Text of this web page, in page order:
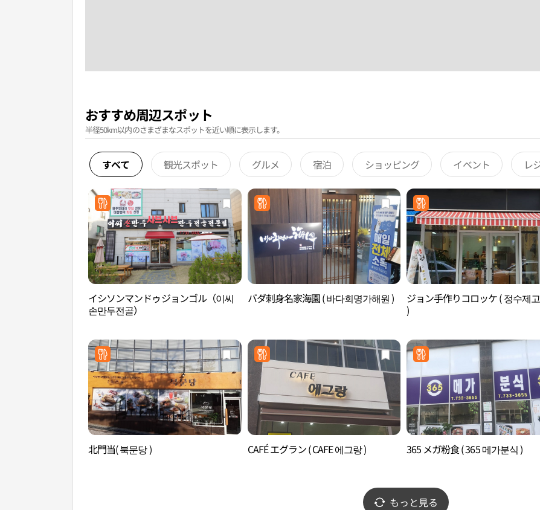
おすすめ周辺スポット
半径50km以内のさまざまなスポットを近い順に表示します。
すべて 観光スポット グルメ 宿泊 ショッピング イベント レ
イシソンマンドゥジョンゴル（이씨
손만두전골）
バダ刺身名家海園 ( 바다회명가해원 )
ジョン手作りコロッケ ( 정수제
)
北門当( 북문당 ) CAFÉ エグラン ( CAFE 에그랑 ) 365 メガ粉食 ( 365 메가분식 )
もっと見る